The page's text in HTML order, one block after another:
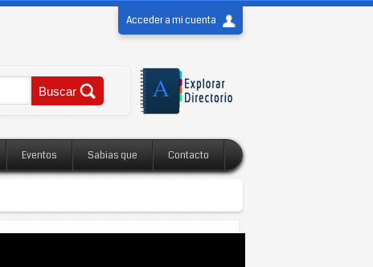
Acceder a mi cuenta
Eventos Sabias que Contacto